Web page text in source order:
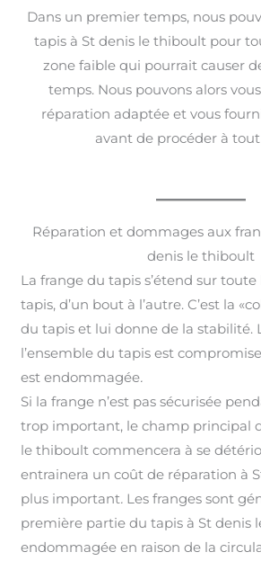
Dans un premier temps, nous
tapis à St denis le thiboult pour
zone faible qui pourrait causer
temps. Nous pouvons alors
réparation adaptée et vous
avant de procéder à
Réparation et dommages aux
denis le thiboult
La frange du tapis s’étend sur
tapis, d’un bout à l’autre. C’est la
du tapis et lui donne de la stabilité.
l’ensemble du tapis est
est endommagée.
Si la frange n’est pas sécurisée
trop important, le champ principal
le thiboult commencera à se
entrainera un coût de réparation à
plus important. Les franges sont
première partie du tapis à St denis
endommagée en raison de la